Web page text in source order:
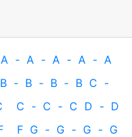
A - A - A - A - A
B - B - B - B C -
C - C - C D - D
F G - G - G - G